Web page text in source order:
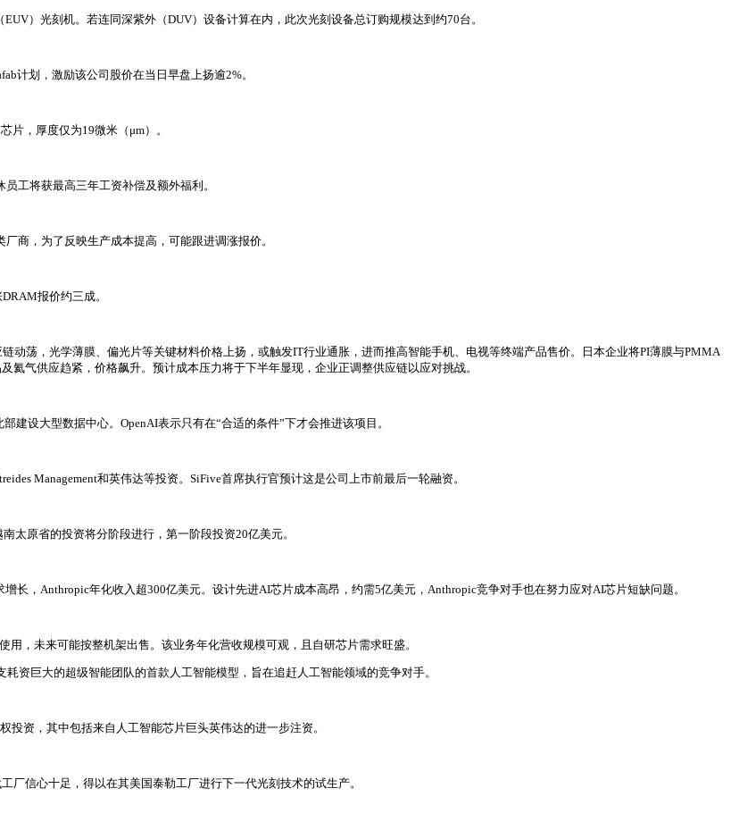
）光刻机。若连同深紫外（DUV）设备计算在内，此次光刻设备总订购规模达到约70台。
计划，激励该公司股价在当日早盘上扬逾2%。
片，厚度仅为19微米（μm）。
工将获最高三年工资补偿及额外福利。
商，为了反映生产成本提高，可能跟进调涨报价。
报价约三成。
动荡，光学薄膜、偏光片等关键材料价格上扬，或触发IT行业通胀，进而推高智能手机、电视等终端产品售价。日本企业将PI薄膜与PMMA
气供应趋紧，价格飙升。预计成本压力将于下半年显现，企业正调整供应链以应对挑战。
建设大型数据中心。OpenAI表示只有在“合适的条件”下才会推进该项目。
Management和英伟达等投资。SiFive首席执行官预计这是公司上市前最后一轮融资。
太原省的投资将分阶段进行，第一阶段投资20亿美元。
长，Anthropic年化收入超300亿美元。设计先进AI芯片成本高昂，约需5亿美元，Anthropic竞争对手也在努力应对AI芯片短缺问题。
，未来可能按整机架出售。该业务年化营收规模可观，且自研芯片需求旺盛。
资巨大的超级智能团队的首款人工智能模型，旨在追赶人工智能领域的竞争对手。
资，其中包括来自人工智能芯片巨头英伟达的进一步注资。
厂信心十足，得以在其美国泰勒工厂进行下一代光刻技术的试生产。